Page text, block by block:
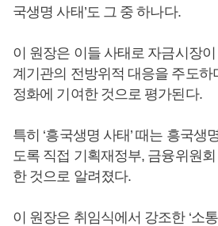
국생명 사태’도 그 중 하나다.
이 원장은 이들 사태로 자금시장
계기관의 전방위적 대응을 주도하
정화에 기여한 것으로 평가된다.
특히 ‘흥국생명 사태’ 때는 흥국생
도록 직접 기획재정부, 금융위원
한 것으로 알려졌다.
이 원장은 취임식에서 강조한 ‘소